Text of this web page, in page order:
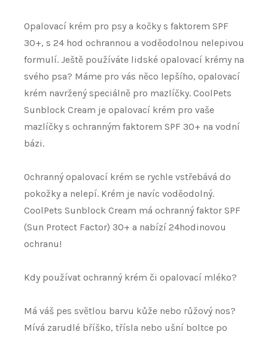
Opalovací krém pro psy a kočky s faktorem SPF
30+, s 24 hod ochrannou a voděodolnou nelepivou
formulí. Ještě používáte lidské opalovací krémy na
svého psa? Máme pro vás něco lepšího, opalovací
krém navržený speciálně pro mazlíčky. CoolPets
Sunblock Cream je opalovací krém pro vaše
mazlíčky s ochranným faktorem SPF 30+ na vodní
bázi.
Ochranný opalovací krém se rychle vstřebává do
pokožky a nelepí. Krém je navíc voděodolný.
CoolPets Sunblock Cream má ochranný faktor SPF
(Sun Protect Factor) 30+ a nabízí 24hodinovou
ochranu!
Kdy používat ochranný krém či opalovací mléko?
Má váš pes světlou barvu kůže nebo růžový nos?
Mívá zarudlé bříško, třísla nebo ušní boltce po